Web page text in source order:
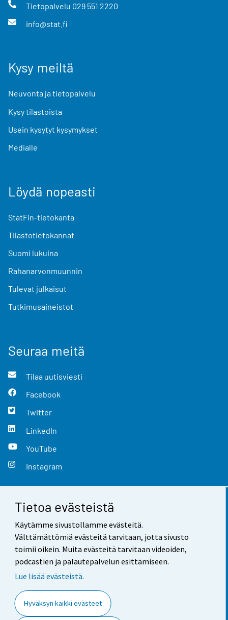
Tietoa evästeistä
Käytämme sivustollamme evästeitä.
Välttämättömiä evästeitä tarvitaan, jotta sivusto
toimii oikein. Muita evästeitä tarvitaan videoiden,
podcastien ja palautepalvelun esittämiseen.
Lue lisää evästeistä.
Hyväksyn kaikki evästeet
Tietopalvelu 029 551 2220
info@stat.fi
Kysy meiltä
Neuvonta ja tietopalvelu
Kysy tilastoista
Usein kysytyt kysymykset
Medialle
Löydä nopeasti
StatFin-tietokanta
Tilastotietokannat
Suomi lukuina
Rahanarvonmuunnin
Tulevat julkaisut
Tutkimusaineistot
Seuraa meitä
Tilaa uutisviesti
Facebook
Twitter
LinkedIn
YouTube
Instagram
Yhteystiedot
Palaute
Käyttöehdot
Saavutettavuus
Tietoa sivustosta